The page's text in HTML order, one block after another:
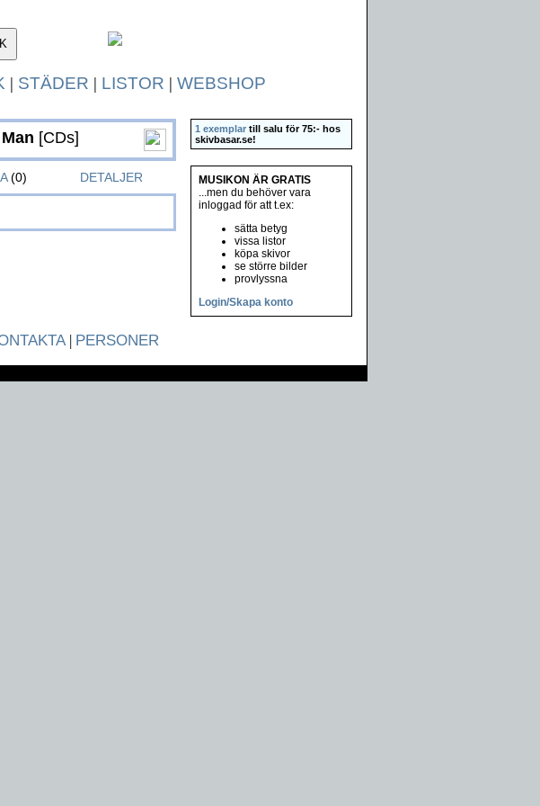
| STÄDER | LISTOR | WEBSHOP
[CDs]
(0) DETALJER
1 exemplar till salu för 75:- hos
skivbasar.se!
MUSIKON ÄR GRATIS
...men du behöver vara
inloggad för att t.ex:
sätta betyg
vissa listor
köpa skivor
se större bilder
provlyssna
Login/Skapa konto
| PERSONER